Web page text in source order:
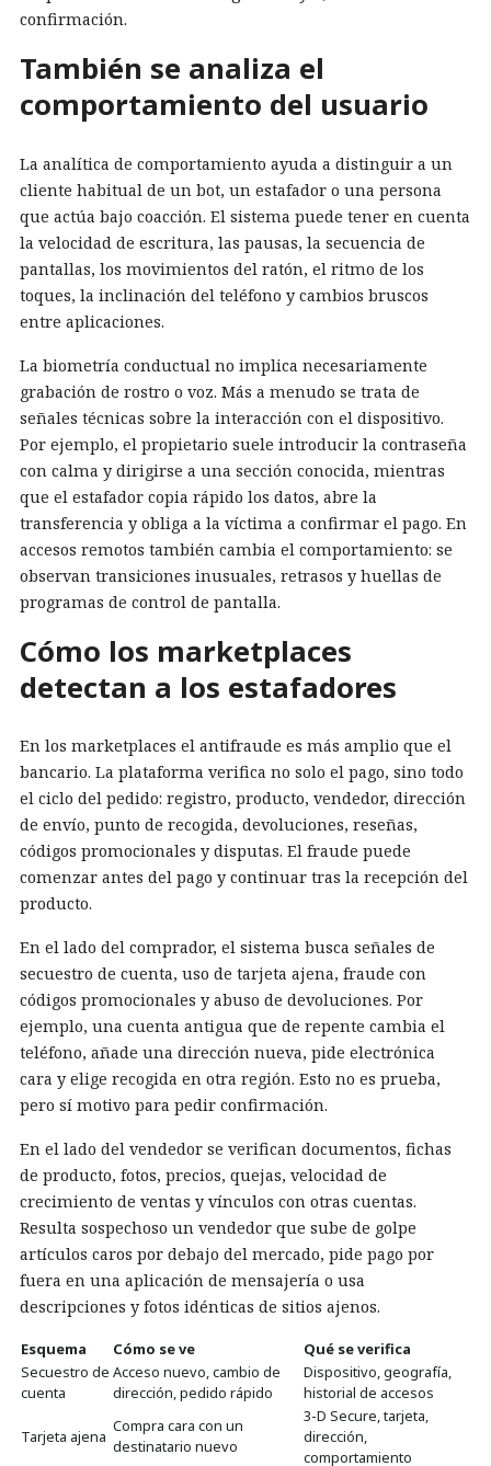
confirmación.
También se analiza el
comportamiento del usuario
La analítica de comportamiento ayuda a distinguir a un
cliente habitual de un bot, un estafador o una persona
que actúa bajo coacción. El sistema puede tener en cuenta
la velocidad de escritura, las pausas, la secuencia de
pantallas, los movimientos del ratón, el ritmo de los
toques, la inclinación del teléfono y cambios bruscos
entre aplicaciones.
La biometría conductual no implica necesariamente
grabación de rostro o voz. Más a menudo se trata de
señales técnicas sobre la interacción con el dispositivo.
Por ejemplo, el propietario suele introducir la contraseña
con calma y dirigirse a una sección conocida, mientras
que el estafador copia rápido los datos, abre la
transferencia y obliga a la víctima a confirmar el pago. En
accesos remotos también cambia el comportamiento: se
observan transiciones inusuales, retrasos y huellas de
programas de control de pantalla.
Cómo los marketplaces
detectan a los estafadores
En los marketplaces el antifraude es más amplio que el
bancario. La plataforma verifica no solo el pago, sino todo
el ciclo del pedido: registro, producto, vendedor, dirección
de envío, punto de recogida, devoluciones, reseñas,
códigos promocionales y disputas. El fraude puede
comenzar antes del pago y continuar tras la recepción del
producto.
En el lado del comprador, el sistema busca señales de
secuestro de cuenta, uso de tarjeta ajena, fraude con
códigos promocionales y abuso de devoluciones. Por
ejemplo, una cuenta antigua que de repente cambia el
teléfono, añade una dirección nueva, pide electrónica
cara y elige recogida en otra región. Esto no es prueba,
pero sí motivo para pedir confirmación.
En el lado del vendedor se verifican documentos, fichas
de producto, fotos, precios, quejas, velocidad de
crecimiento de ventas y vínculos con otras cuentas.
Resulta sospechoso un vendedor que sube de golpe
artículos caros por debajo del mercado, pide pago por
fuera en una aplicación de mensajería o usa
descripciones y fotos idénticas de sitios ajenos.
Esquema Cómo se ve
Qué se verifica
Secuestro de
cuenta
Acceso nuevo, cambio de
dirección, pedido rápido
Dispositivo, geografía,
historial de accesos
Tarjeta ajena
Compra cara con un
destinatario nuevo
3-D Secure, tarjeta,
dirección,
comportamiento